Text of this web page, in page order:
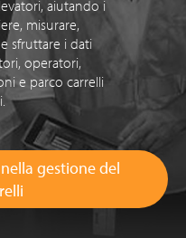
aiutando i
misurare,
sfruttare i dati
operatori,
e parco carrelli
gestione del